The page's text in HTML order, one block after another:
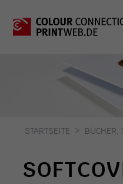
STARTSEITE BÜCHER,